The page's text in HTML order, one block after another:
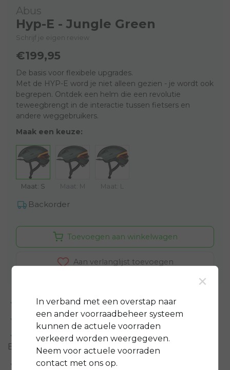
Abus
Hyp-E - Jungle Green
Schrijf je eigen review
€199,95
De basis voor flexibele upgrades.
Met de HYP-E word je niet alleen gezien - je wordt ook
begrepen. Ontdek een helm die een revolutie
teweegbrengt in de interactie tussen fietsers en
andere weggebruikers.
Maak een keuze:
Maat: S Maat: M Maat: L
Backorder
Toevoegen aan winkelwagen
Aan verlanglijst toevoegen
Standaard 3 jaargarantie op bijna alle fietsen
GRATISservicepakket t.w.v. minimaal € 150,-
Gratis rijklare bezorging in regio groot
Eindhoven
Meer informatie?Neem contact op over dit
×
In verband met een overstap naar
een ander voorraadbeheer systeem
kunnen de actuele voorraden
verkeerd worden weergegeven.
Neem voor actuele voorraden
contact met ons op.